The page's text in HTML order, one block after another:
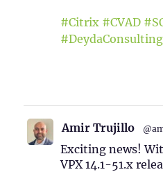
#Citrix #CVAD
#DeydaConsulting
Amir Trujillo
Exciting news!
VPX 14.1-51.x